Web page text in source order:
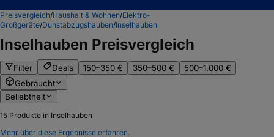
Preisvergleich/Haushalt & Wohnen/Elektro-
Großgeräte/Dunstabzugshauben/Inselhauben
Inselhauben Preisvergleich
Filter Deals 150–350 € 350–500 €
500–1.000 €
Gebraucht
Beliebtheit
15 Produkte in Inselhauben
Mehr über diese Ergebnisse erfahren.